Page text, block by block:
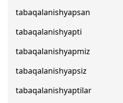
tabaqalanishyapsan
tabaqalanishyapti
tabaqalanishyapmiz
tabaqalanishyapsiz
tabaqalanishyaptilar